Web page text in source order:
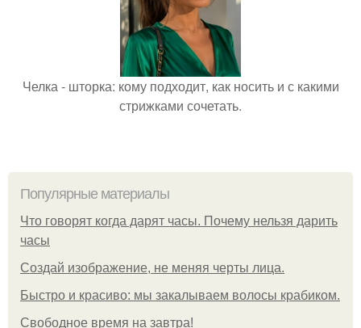
Челка - шторка: кому подходит, как носить и с какими
стрижками сочетать.
Популярные материалы
Что говорят когда дарят часы. Почему нельзя дарить
часы
Создай изображение, не меняя черты лица.
Быстро и красиво: мы закалываем волосы крабиком.
Свободное время на завтра!